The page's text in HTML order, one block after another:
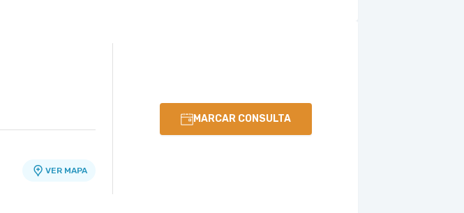
MARCAR CONSULTA
VER MAPA